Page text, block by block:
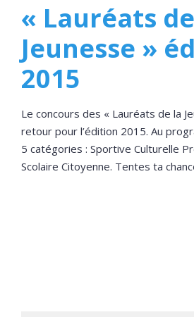
« Lauréats
Jeunesse »
2015
Le concours des « Lauréats de la
retour pour l’édition 2015. Au
5 catégories : Sportive Culturelle
Scolaire Citoyenne. Tentes ta